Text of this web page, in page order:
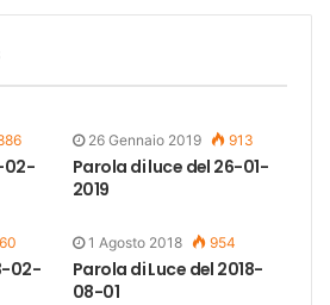
02-
26 Gennaio 2019 913
Parola di luce del 26-01-
2019
02-
1 Agosto 2018 954
Parola di Luce del 2018-
08-01